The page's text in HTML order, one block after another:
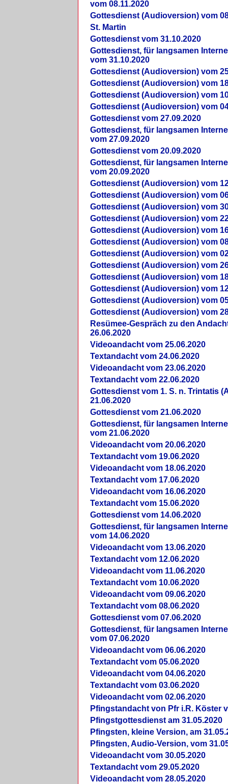
vom 08.11.2020
Gottesdienst (Audioversion) vom
St. Martin
Gottesdienst vom 31.10.2020
Gottesdienst, für langsamen
vom 31.10.2020
Gottesdienst (Audioversion) vom
Gottesdienst (Audioversion) vom
Gottesdienst (Audioversion) vom
Gottesdienst (Audioversion) vom
Gottesdienst vom 27.09.2020
Gottesdienst, für langsamen
vom 27.09.2020
Gottesdienst vom 20.09.2020
Gottesdienst, für langsamen
vom 20.09.2020
Gottesdienst (Audioversion) vom
Gottesdienst (Audioversion) vom
Gottesdienst (Audioversion) vom
Gottesdienst (Audioversion) vom
Gottesdienst (Audioversion) vom
Gottesdienst (Audioversion) vom
Gottesdienst (Audioversion) vom
Gottesdienst (Audioversion) vom
Gottesdienst (Audioversion) vom
Gottesdienst (Audioversion) vom
Gottesdienst (Audioversion) vom
Gottesdienst (Audioversion) vom
Re­sü­mee-Gespräch zu den
26.06.2020
Videoandacht vom 25.06.2020
Textandacht vom 24.06.2020
Videoandacht vom 23.06.2020
Textandacht vom 22.06.2020
Gottesdienst vom 1. S. n. Trintatis
21.06.2020
Gottesdienst vom 21.06.2020
Gottesdienst, für langsamen
vom 21.06.2020
Videoandacht vom 20.06.2020
Textandacht vom 19.06.2020
Videoandacht vom 18.06.2020
Textandacht vom 17.06.2020
Videoandacht vom 16.06.2020
Textandacht vom 15.06.2020
Gottesdienst vom 14.06.2020
Gottesdienst, für langsamen
vom 14.06.2020
Videoandacht vom 13.06.2020
Textandacht vom 12.06.2020
Videoandacht vom 11.06.2020
Textandacht vom 10.06.2020
Videoandacht vom 09.06.2020
Textandacht vom 08.06.2020
Gottesdienst vom 07.06.2020
Gottesdienst, für langsamen
vom 07.06.2020
Videoandacht vom 06.06.2020
Textandacht vom 05.06.2020
Videoandacht vom 04.06.2020
Textandacht vom 03.06.2020
Videoandacht vom 02.06.2020
Pfingstandacht von Pfr i.R. Köster
Pfingstgottesdienst am 31.05.2020
Pfingsten, kleine Version, am
Pfingsten, Audio-Version, vom
Videoandacht vom 30.05.2020
Textandacht vom 29.05.2020
Videoandacht vom 28.05.2020